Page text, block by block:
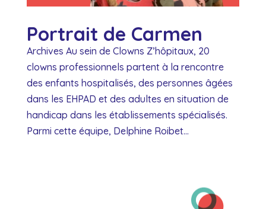
Portrait de Carmen
Archives Au sein de Clowns Z’hôpitaux, 20
clowns professionnels partent à la rencontre
des enfants hospitalisés, des personnes âgées
dans les EHPAD et des adultes en situation de
handicap dans les établissements spécialisés.
Parmi cette équipe, Delphine Roibet...